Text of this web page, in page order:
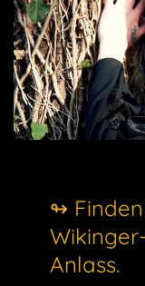
↬
Anlass.